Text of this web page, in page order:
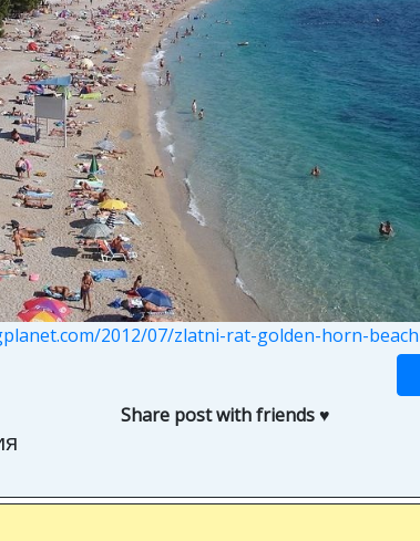
2012/07/zlatni-rat-golden-horn-
Share post with friends ♥